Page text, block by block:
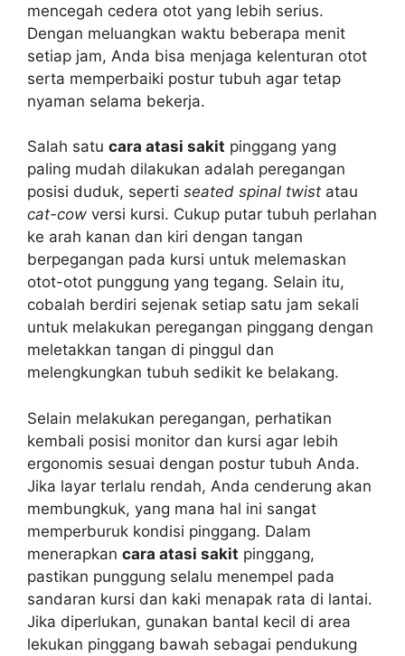
mencegah cedera otot yang lebih serius.
Dengan meluangkan waktu beberapa menit
setiap jam, Anda bisa menjaga kelenturan otot
serta memperbaiki postur tubuh agar tetap
nyaman selama bekerja.
Salah satu cara atasi sakit pinggang yang
paling mudah dilakukan adalah peregangan
posisi duduk, seperti seated spinal twist atau
cat-cow versi kursi. Cukup putar tubuh perlahan
ke arah kanan dan kiri dengan tangan
berpegangan pada kursi untuk melemaskan
otot-otot punggung yang tegang. Selain itu,
cobalah berdiri sejenak setiap satu jam sekali
untuk melakukan peregangan pinggang dengan
meletakkan tangan di pinggul dan
melengkungkan tubuh sedikit ke belakang.
Selain melakukan peregangan, perhatikan
kembali posisi monitor dan kursi agar lebih
ergonomis sesuai dengan postur tubuh Anda.
Jika layar terlalu rendah, Anda cenderung akan
membungkuk, yang mana hal ini sangat
memperburuk kondisi pinggang. Dalam
menerapkan cara atasi sakit pinggang,
pastikan punggung selalu menempel pada
sandaran kursi dan kaki menapak rata di lantai.
Jika diperlukan, gunakan bantal kecil di area
lekukan pinggang bawah sebagai pendukung